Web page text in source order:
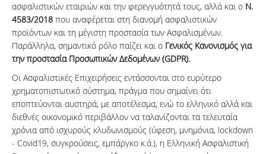
ασφαλιστικών εταιριών και την φερεγγυότητά τους, αλλά και ο Ν.
4583/2018 που αναφέρεται στη διανομή ασφαλιστικών
προϊόντων και τη μέγιστη προστασία των Ασφαλισμένων.
Παράλληλα, σημαντικό ρόλο παίζει και ο Γενικός Κανονισμός για
την προστασία Προσωπικών Δεδομένων (GDPR).
Οι Ασφαλιστικές Επιχειρήσεις εντάσσονται στο ευρύτερο
χρηματοπιστωτικό σύστημα, πράγμα που σημαίνει ότι
εποπτεύονται αυστηρά, με αποτέλεσμα, ενώ το ελληνικό αλλά και
διεθνές οικονομικό περιβάλλον να ταλανίζονται τα τελευταία
χρόνια από ισχυρούς κλυδωνισμούς (ύφεση, μνημόνια, lockdown
- Covid19, συγκρούσεις, εμπάργκο κ.ά.), η Ελληνική Ασφαλιστική